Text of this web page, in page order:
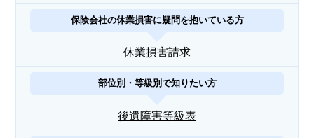
保険会社の休業損害に疑問を抱いている方
休業損害請求
部位別・等級別で知りたい方
後遺障害等級表